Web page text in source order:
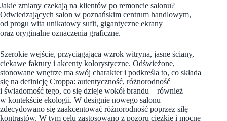
Jakie zmiany czekają na klientów po remoncie salonu?
Odwiedzających salon w poznańskim centrum handlowym,
od progu wita unikatowy sufit, gigantyczne ekrany
oraz oryginalne oznaczenia graficzne.
Szerokie wejście, przyciągająca wzrok witryna, jasne ściany,
ciekawe faktury i akcenty kolorystyczne. Odświeżone,
stonowane wnętrze ma swój charakter i podkreśla to, co składa
się na definicję Croppa: autentyczność, różnorodność
i świadomość tego, co się dzieje wokół brandu – również
w kontekście ekologii. W designie nowego salonu
zdecydowano się zaakcentować różnorodność poprzez siłę
kontrastów. W tym celu zastosowano z pozoru ciężkie i mocne